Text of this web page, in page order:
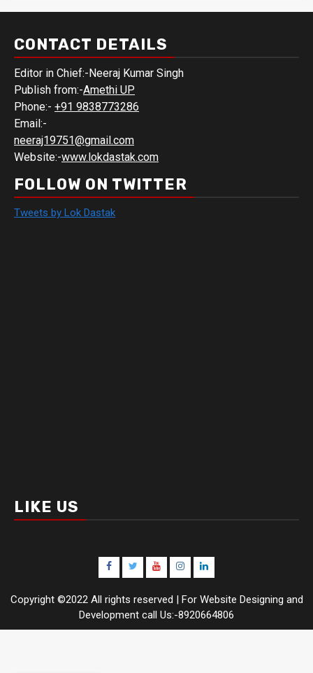
CONTACT DETAILS
Editor in Chief:-Neeraj Kumar Singh
Publish from:-Amethi UP
Phone:- +91 9838773286
Email:-
neeraj19751@gmail.com
Website:-www.lokdastak.com
FOLLOW ON TWITTER
Tweets by Lok Dastak
LIKE US
Facebook
TwitterYoutubeInstagramLinkedIn
Copyright ©2022 All rights reserved | For Website Designing and
Development call Us:-8920664806